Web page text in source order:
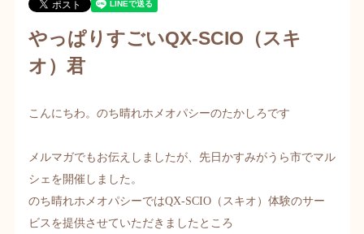
やっぱりすごいQX-SCIO（スキ
オ）君
こんにちわ。のち晴れホメオパシーのたかしろです
メルマガでもお伝えしましたが、先日かすみがうら市でマル
シェを開催しました。
のち晴れホメオパシーではQX-SCIO （スキオ）体験のサー
ビスを提供させていただきましたところ